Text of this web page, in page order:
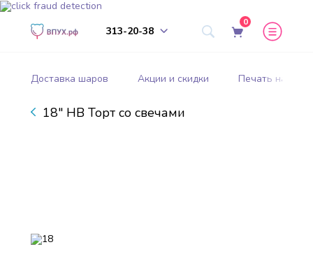
313-20-38
0
Доставка шаров Акции и скидки Печать на
18" HB Торт со свечами